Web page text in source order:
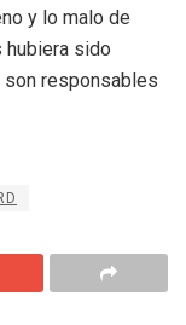
y lo malo de
hubiera sido
responsables